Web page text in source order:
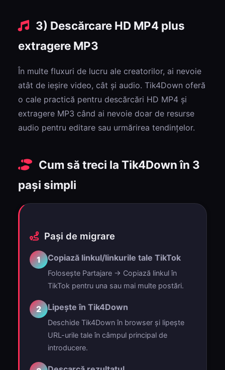
3) Descărcare HD MP4 plus
extragere MP3
În multe fluxuri de lucru ale creatorilor, ai nevoie
atât de ieșire video, cât și audio. Tik4Down oferă
o cale practică pentru descărcări HD MP4 și
extragere MP3 când ai nevoie doar de resurse
audio pentru editare sau urmărirea tendințelor.
Cum să treci la Tik4Down în 3
pași simpli
Pași de migrare
1 Copiază linkul/linkurile tale TikTok
Folosește Partajare → Copiază linkul în
TikTok pentru una sau mai multe postări.
2 Lipește în Tik4Down
Deschide Tik4Down în browser și lipește
URL-urile tale în câmpul principal de
introducere.